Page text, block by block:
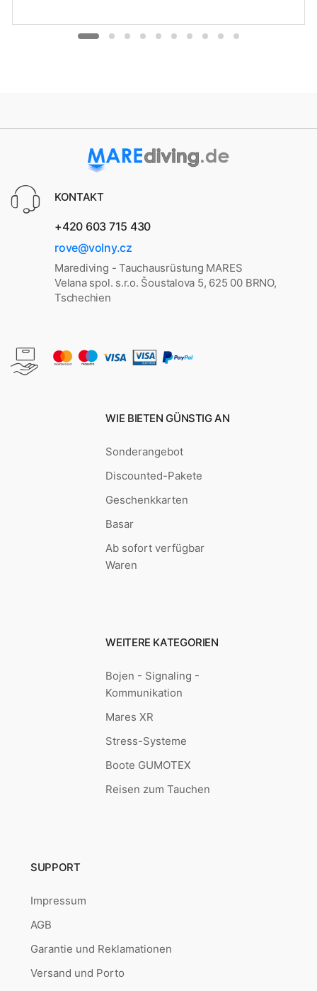
KONTAKT
+420 603 715 430
rove@volny.cz
Marediving - Tauchausrüstung MARES
Velana spol. s.r.o. Šoustalova 5, 625 00 BRNO,
Tschechien
WIE BIETEN GÜNSTIG AN
Sonderangebot
Discounted-Pakete
Geschenkkarten
Basar
Ab sofort verfügbar
Waren
WEITERE KATEGORIEN
Bojen - Signaling -
Kommunikation
Mares XR
Stress-Systeme
Boote GUMOTEX
Reisen zum Tauchen
SUPPORT
Impressum
AGB
Garantie und Reklamationen
Versand und Porto